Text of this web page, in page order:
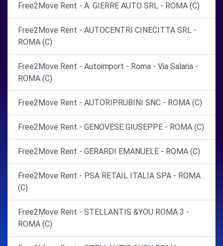
Free2Move Rent - A. GIERRE AUTO SRL - ROMA (C)
Free2Move Rent - AUTOCENTRI CINECITTA SRL -
ROMA (C)
Free2Move Rent - Autoimport - Roma - Via Salaria -
ROMA (C)
Free2Move Rent - AUTORIP.RUBINI SNC - ROMA (C)
Free2Move Rent - GENOVESE GIUSEPPE - ROMA (C)
Free2Move Rent - GERARDI EMANUELE - ROMA (C)
Free2Move Rent - PSA RETAIL ITALIA SPA - ROMA
(C)
Free2Move Rent - STELLANTIS &YOU ROMA 3 -
ROMA (C)